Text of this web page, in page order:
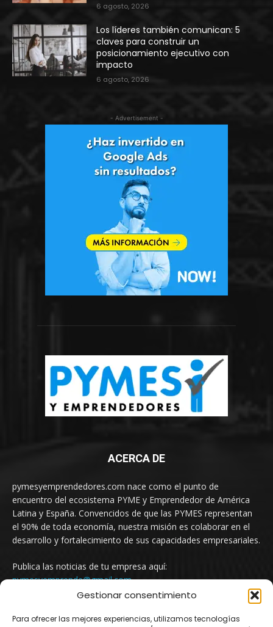
Gestionar consentimiento
Para ofrecer las mejores experiencias, utilizamos tecnologías
6 agosto, 2026
Los líderes también comunican: 5
claves para construir un
posicionamiento ejecutivo con
impacto
6 agosto, 2026
- Advertisement -
ACERCA DE
pymesyemprendedores.com nace como el punto de
encuentro del ecosistema PYME y Emprendedor de América
Latina y España. Convencidos de que las PYMES representan
el 90% de toda economía, nuestra misión es colaborar en el
desarrollo y fortalecimiento de sus capacidades empresariales.
Publica las noticias de tu empresa aquí:
pymesyemprende@gmail.com